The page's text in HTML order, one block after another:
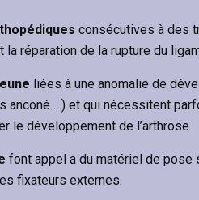
consécutives à des
réparation de la rupture du
liées à une anomalie de
anconé …) et qui nécessitent
le développement de l’arthrose.
font appel a du matériel de pose
fixateurs externes.